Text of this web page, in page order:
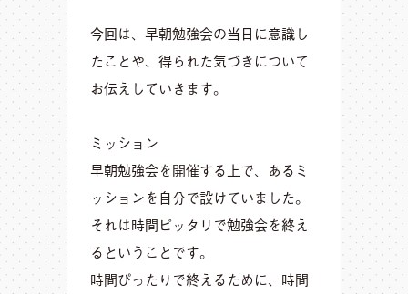
今回は、早朝勉強会の当日に意識し
たことや、得られた気づきについて
お伝えしていきます。
ミッション
早朝勉強会を開催する上で、あるミ
ッションを自分で設けていました。
それは時間ピッタリで勉強会を終え
るということです。
時間ぴったりで終えるために、時間